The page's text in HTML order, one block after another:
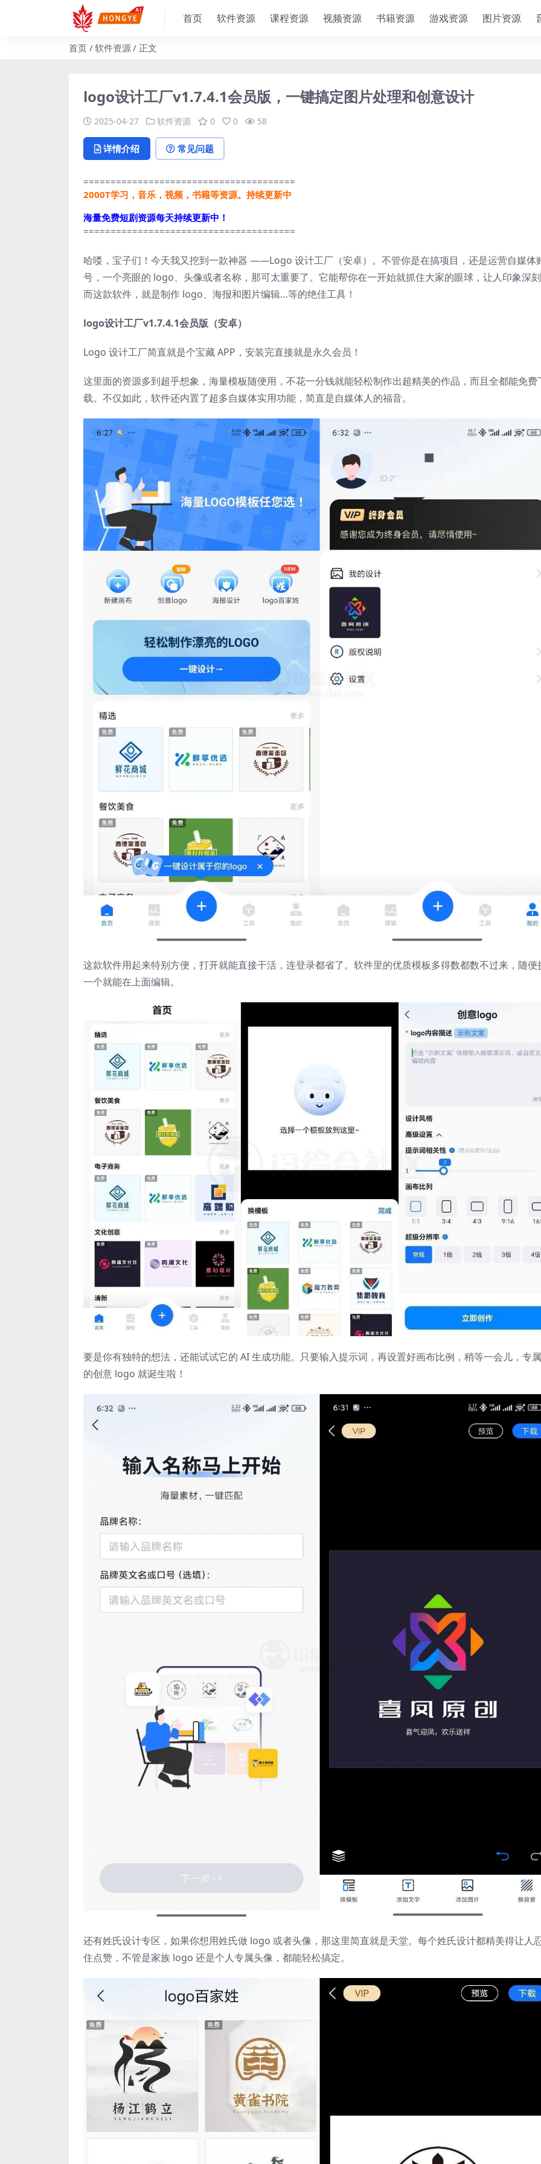
首页 软件资源 课程资源 视频资源 书籍资源 游戏资源 图片资源
首页 软件资源 正文
logo设计工厂v1.7.4.1会员版，一键搞定图片处理和创意设计
2025-04-27 软件资源 0 0 58
详情介绍 常见问题
=======================================
2000T学习，音乐，视频，书籍等资源。持续更新中
海量免费短剧资源每天持续更新中！
=======================================
哈喽，宝子们！今天我又挖到一款神器 ——Logo 设计工厂（安卓）。不管你是在搞项目，还是运营自媒体
号，一个亮眼的 logo、头像或者名称，那可太重要了。它能帮你在一开始就抓住大家的眼球，让人印象深
而这款软件，就是制作 logo、海报和图片编辑…等的绝佳工具！
logo设计工厂v1.7.4.1会员版（安卓）
Logo 设计工厂简直就是个宝藏 APP，安装完直接就是永久会员！
这里面的资源多到超乎想象，海量模板随便用，不花一分钱就能轻松制作出超精美的作品，而且全都能免费
载。不仅如此，软件还内置了超多自媒体实用功能，简直是自媒体人的福音。
这款软件用起来特别方便，打开就能直接干活，连登录都省了。软件里的优质模板多得数都数不过来，随便
一个就能在上面编辑。
要是你有独特的想法，还能试试它的 AI 生成功能。只要输入提示词，再设置好画布比例，稍等一会儿，专
的创意 logo 就诞生啦！
还有姓氏设计专区，如果你想用姓氏做 logo 或者头像，那这里简直就是天堂。每个姓氏设计都精美得让人
住点赞，不管是家族 logo 还是个人专属头像，都能轻松搞定。